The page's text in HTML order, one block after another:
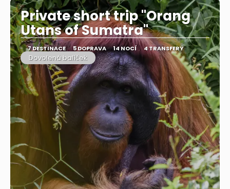
Private short trip "Orang
Utans of Sumatra"
7 DESTINACE 5 DOPRAVA 14 NOCÍ 4 TRANSFERY
Dovolená balíček